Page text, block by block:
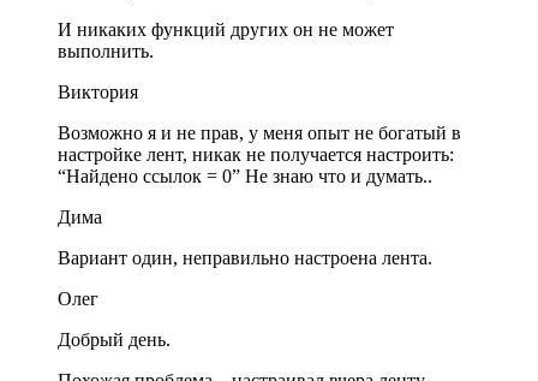
И никаких функций других он не может
выполнить.
Виктория
Возможно я и не прав, у меня опыт не богатый в
настройке лент, никак не получается настроить:
“Найдено ссылок = 0” Не знаю что и думать..
Дима
Вариант один, неправильно настроена лента.
Олег
Добрый день.